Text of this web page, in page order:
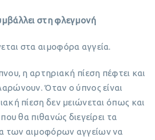
στη φλεγμονή
στα αιμοφόρα αγγεία.
η αρτηριακή πίεση πέφτει και
Όταν ο ύπνος είναι
πίεση δεν μειώνεται όπως και
θα πιθανώς διεγείρει τα
των αιμοφόρων αγγείων να